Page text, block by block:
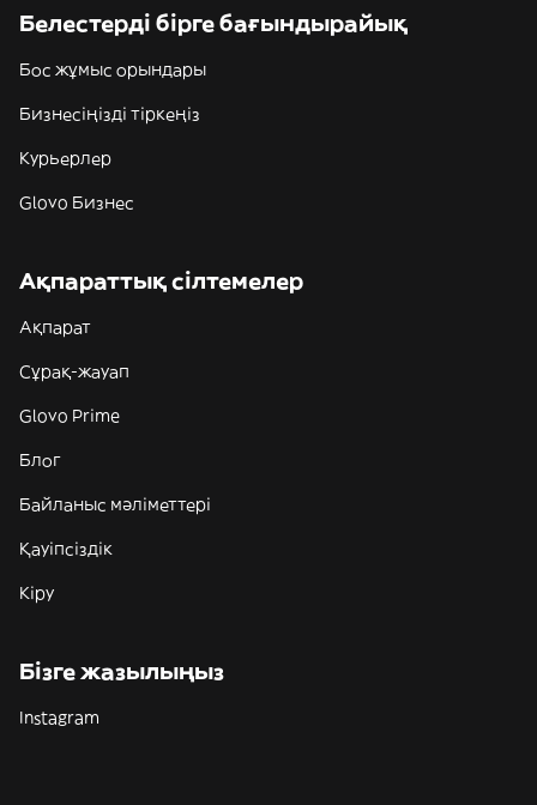
Белестерді бірге бағындырайық
Бос жұмыс орындары
Бизнесіңізді тіркеңіз
Курьерлер
Glovo Бизнес
Ақпараттық сілтемелер
Ақпарат
Сұрақ-жауап
Glovo Prime
Блог
Байланыс мәліметтері
Қауіпсіздік
Кіру
Бізге жазылыңыз
Instagram